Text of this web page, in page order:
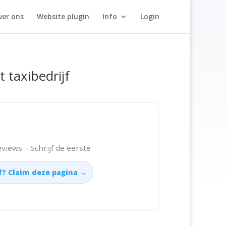
ons Website plugin Info Login
taxibedrijf
– Schrijf de eerste
Claim deze pagina →